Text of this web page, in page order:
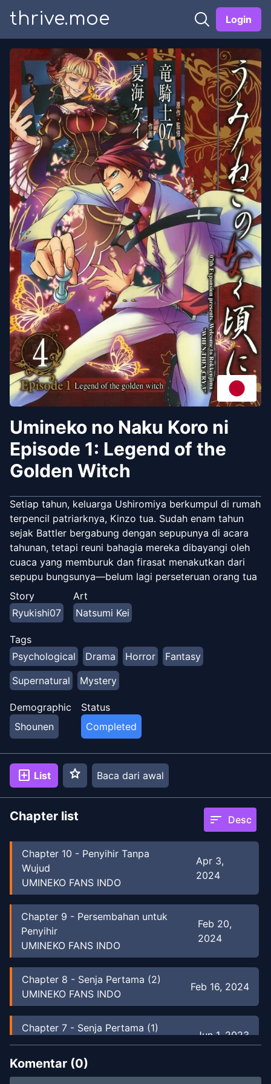
thrive.moe Login
Umineko no Naku Koro ni
Episode 1: Legend of the
Golden Witch
Setiap tahun, keluarga Ushiromiya berkumpul di rumah
terpencil patriarknya, Kinzo tua. Sudah enam tahun
sejak Battler bergabung dengan sepupunya di acara
tahunan, tetapi reuni bahagia mereka dibayangi oleh
cuaca yang memburuk dan firasat menakutkan dari
sepupu bungsunya—belum lagi perseteruan orang tua
mereka atas warisan. Battler tidak terlalu percaya
pada pertanda gelap, dia juga tidak percaya cerita
tentang penyihir yang dikabarkan telah memberi
kakeknya banyak uang dalam bentuk emas... dan yang
berjalan di aula mansion sampai hari ini... delapan
belas anggota keluarga dan pelayan terjebak di pulau
itu oleh topan yang mengamuk, peristiwa mengerikan
yang mengikutinya membuat Battler terguncang
sampai ke intinya. Apakah salah satu kerabatnya
cukup putus asa untuk membunuh demi kekayaan
keluarga? Atau apakah ini karya Penyihir Emas? [Yen
Press]
Story
Ryukishi07
Art
Natsumi Kei
Tags
Psychological
Drama Horror
Fantasy
Supernatural
Mystery
Demographic
Shounen
Status
Completed
add_box List star Baca dari awal
Chapter list sort Desc
Chapter 10 - Penyihir Tanpa
Wujud
UMINEKO FANS INDO
Apr 3,
2024
Chapter 9 - Persembahan untuk
Penyihir
UMINEKO FANS INDO
Feb 20,
2024
Chapter 8 - Senja Pertama (2)
UMINEKO FANS INDO
Feb 16, 2024
Chapter 7 - Senja Pertama (1)
UMINEKO FANS INDO
Jun 1, 2023
Chapter6-JANJI ABADI
Komentar (0)